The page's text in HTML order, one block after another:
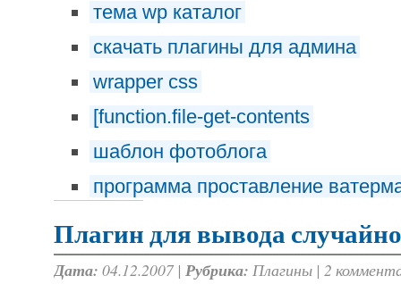
тема wp каталог
скачать плагины для админа
wrapper css
[function.file-get-contents
шаблон фотоблога
программа проставление
Плагин для вывода
Дата: 04.12.2007 | Рубрика: Плагины | 2